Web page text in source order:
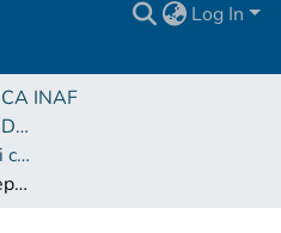
Log In
INAF
3 CONTRIBUTI IN ATTI DI CONVEGNO (Proceedings)
3.01 Contributi in Atti di convegno
The LOFT mission concept: a status update